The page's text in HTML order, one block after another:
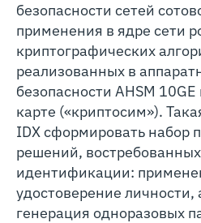
безопасности сетей
применения в ядре сети
криптографических
реализованных в
безопасности AHSM
карте («криптосим»).
IDX сформировать набор
решений,
идентификации:
удостоверение личности,
генерация одноразовых